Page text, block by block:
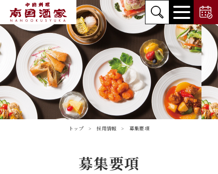
トップ 採用情報 募集要項
募集要項